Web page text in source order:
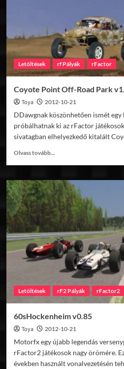
Letöltések rf Pályák rFactor
Coyote Point Off-Road Park
Toya 2012-10-21
DDawgnak köszönhetően ismét
próbálhatnak ki az rFactor
sivatagban elhelyezkedő kitalált
Olvass tovább...
Coyote
Point
Off-
Road
Park
Letöltések rF2 Pályák rFactor2
60sHockenheim v0.85
Toya 2012-10-21
Motorfx egy újabb legendás
rFactor2 játékosok nagy örömére.
években használt vonalvezetésén